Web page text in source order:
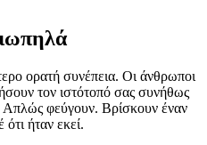
ορατή συνέπεια. Οι άνθρωποι
τον ιστότοπό σας συνήθως
Απλώς φεύγουν. Βρίσκουν έναν
ήταν εκεί.